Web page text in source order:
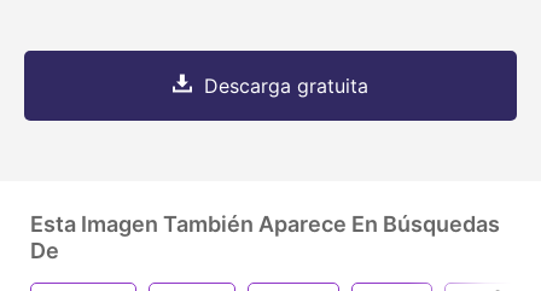
Descarga gratuita
Esta Imagen También Aparece En Búsquedas
De